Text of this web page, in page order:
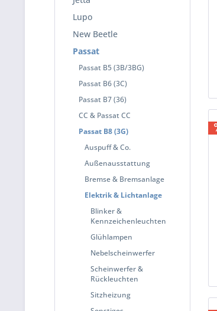
Lupo
New Beetle
Passat
Passat B5 (3B/3BG)
Passat B6 (3C)
Passat B7 (36)
CC & Passat CC
Passat B8 (3G)
Auspuff & Co.
Außenausstattung
Bremse & Bremsanlage
Elektrik & Lichtanlage
Blinker &
Kennzeichenleuchten
Glühlampen
Nebelscheinwerfer
Scheinwerfer &
Rückleuchten
Sitzheizung